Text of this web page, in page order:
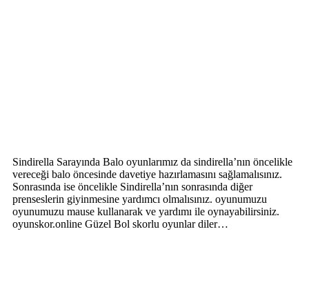
Sindirella Sarayında Balo oyunlarımız da sindirella’nın öncelikle
vereceği balo öncesinde davetiye hazırlamasını sağlamalısınız.
Sonrasında ise öncelikle Sindirella’nın sonrasında diğer
prenseslerin giyinmesine yardımcı olmalısınız. oyunumuzu
oyunumuzu mause kullanarak ve yardımı ile oynayabilirsiniz.
oyunskor.online Güzel Bol skorlu oyunlar diler…